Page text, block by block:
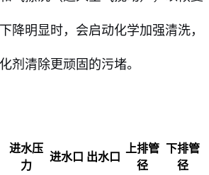
降明显时，会启动化学加强清洗，
剂清除更顽固的污堵。
进水压
力
进水口 出水口
上排管
径
下排管
径